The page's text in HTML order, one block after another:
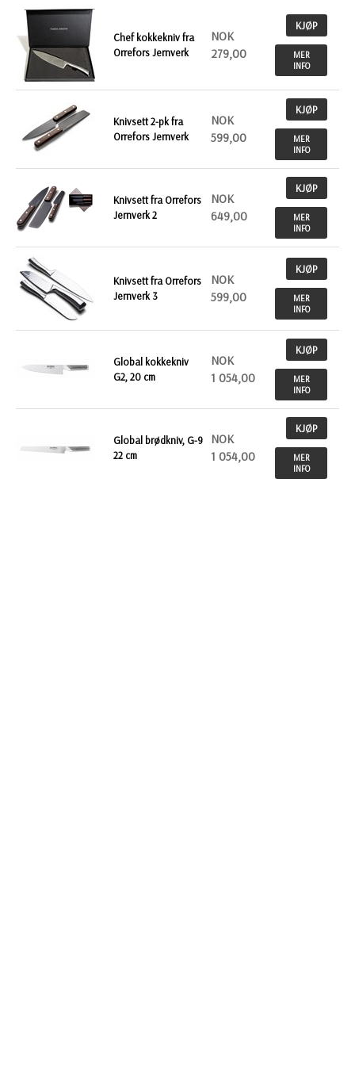
Chef kokkekniv fra
Orrefors Jernverk
NOK
279,00
KJØP
MER
INFO
Knivsett 2-pk fra
Orrefors Jernverk
NOK
599,00
KJØP
MER
INFO
Knivsett fra Orrefors
Jernverk 2
NOK
649,00
KJØP
MER
INFO
Knivsett fra Orrefors
Jernverk 3
NOK
599,00
KJØP
MER
INFO
Global kokkekniv
G2, 20 cm
NOK
1 054,00
KJØP
MER
INFO
Global brødkniv, G-9
22 cm
NOK
1 054,00
KJØP
MER
INFO